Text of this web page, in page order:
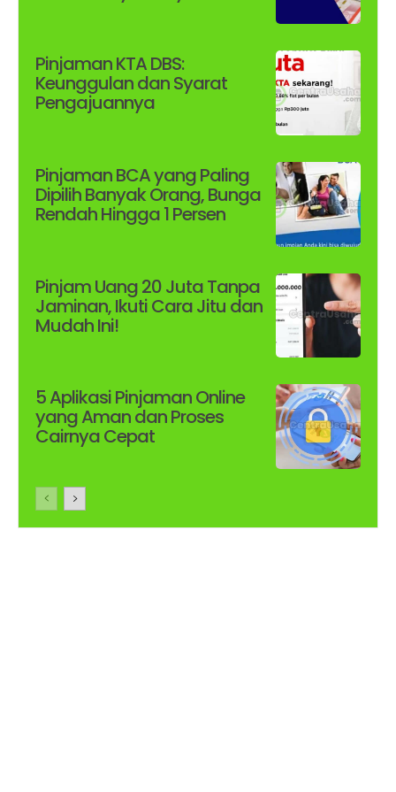
Pinjaman KTA DBS:
Keunggulan dan Syarat
Pengajuannya
Pinjaman BCA yang Paling
Dipilih Banyak Orang, Bunga
Rendah Hingga 1 Persen
Pinjam Uang 20 Juta Tanpa
Jaminan, Ikuti Cara Jitu dan
Mudah Ini!
5 Aplikasi Pinjaman Online
yang Aman dan Proses
Cairnya Cepat